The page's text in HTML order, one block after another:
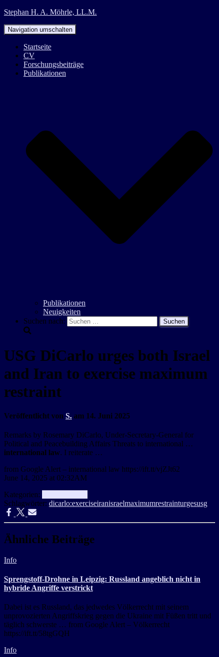
Stephan H. A. Möhrle, LL.M.
Navigation umschalten
Startseite
CV
Forschungsbeiträge
Publikationen
Publikationen
Neuigkeiten
Suchen nach:
USG DiCarlo urges both Israel
and Iran to exercise maximum
restraint
Veröffentlicht von S. am 14. Juni 2025
Remarks by Rosemary DiCarlo, Under-Secretary-General for
Political and Peacebuilding Affairs Threats to international …
international law. I reiterate …
from Google Alert – international law https://ift.tt/vjZJt62
June 14, 2025 at 02:32AM
Kategorien:
Schlagwörter: dicarlo:exerciseiranisraelmaximumrestrainturgesusg
Ähnliche Beiträge
Info
Sprengstoff-Drohne in Leipzig: Russland angeblich nicht in
hybride Angriffe verstrickt
Dabei ist es Russland, das jedwedes Völkerrecht mit seinem
unprovozierten Angriffskrieg gegen die Ukraine mit Füßen tritt und
täglich schwerste … from Google Alert – Völkerrecht
https://ift.tt/58tgGQH
Info